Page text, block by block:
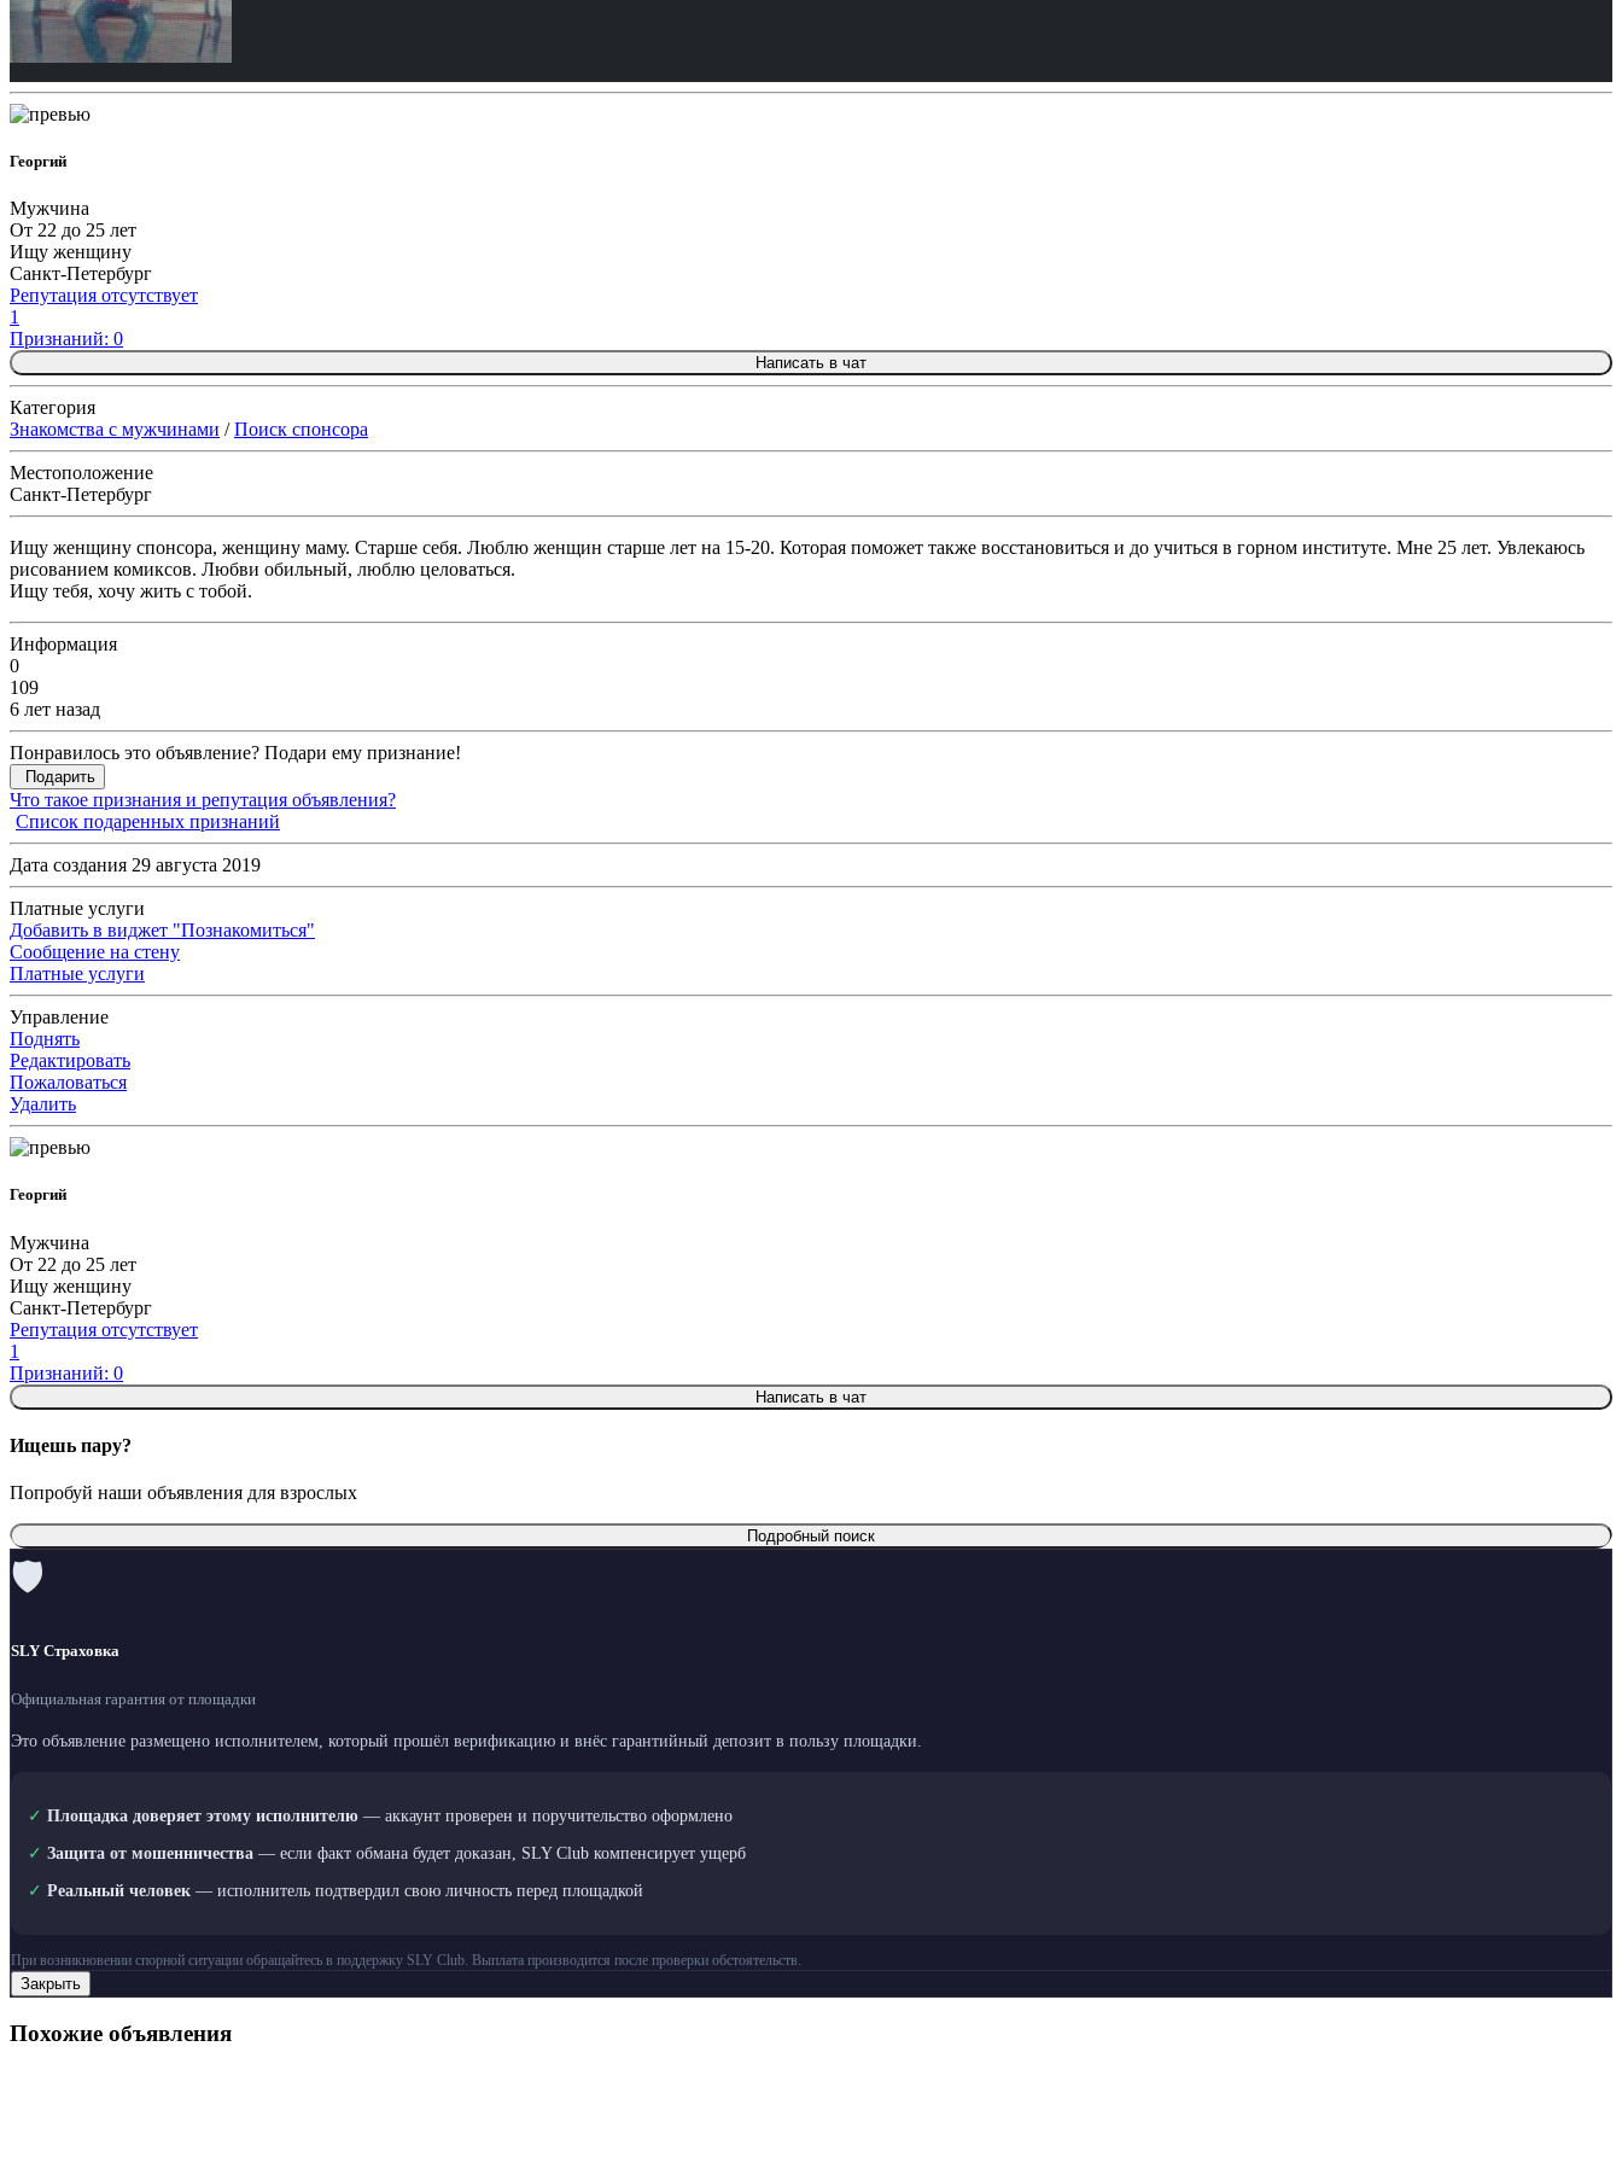
Георгий
Мужчина
От 22 до 25 лет
Ищу женщину
Санкт-Петербург
Репутация отсутствует
1
Признаний: 0
Написать в чат
Категория
Знакомства с мужчинами /Поиск спонсора
Местоположение
Санкт-Петербург
Ищу женщину спонсора, женщину маму. Старше себя. Люблю женщин старше лет на 15-20. Которая поможет также восстановиться и до учиться в горном институте. Мне 25 лет. Увлекаюсь
рисованием комиксов. Любви обильный, люблю целоваться.
Ищу тебя, хочу жить с тобой.
Информация
0
109
6 лет назад
Понравилось это объявление? Подари ему признание!
Подарить
Что такое признания и репутация объявления?
Список подаренных признаний
Дата создания 29 августа 2019
Платные услуги
Добавить в виджет "Познакомиться"
Сообщение на стену
Платные услуги
Управление
Поднять
Редактировать
Пожаловаться
Удалить
Георгий
Мужчина
От 22 до 25 лет
Ищу женщину
Санкт-Петербург
Репутация отсутствует
1
Признаний: 0
Написать в чат
Ищешь пару?
Попробуй наши объявления для взрослых
Подробный поиск
🛡
SLY Страховка
Официальная гарантия от площадки
Это объявление размещено исполнителем, который прошёл верификацию и внёс гарантийный депозит в пользу площадки.
✓ Площадка доверяет этому исполнителю — аккаунт проверен и поручительство оформлено
✓ Защита от мошенничества — если факт обмана будет доказан, SLY Club компенсирует ущерб
✓ Реальный человек — исполнитель подтвердил свою личность перед площадкой
При возникновении спорной ситуации обращайтесь в поддержку SLY Club. Выплата производится после проверки обстоятельств.
Закрыть
Похожие объявления